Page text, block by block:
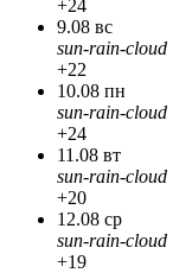
+24
9.08 вс
sun-rain-cloud
+22
10.08 пн
sun-rain-cloud
+24
11.08 вт
sun-rain-cloud
+20
12.08 ср
sun-rain-cloud
+19